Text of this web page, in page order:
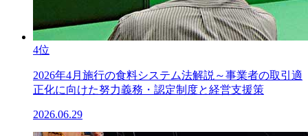
4位
2026年4月施行の食料システム法解説～事業者の取引適
正化に向けた努力義務・認定制度と経営支援策
2026.06.29